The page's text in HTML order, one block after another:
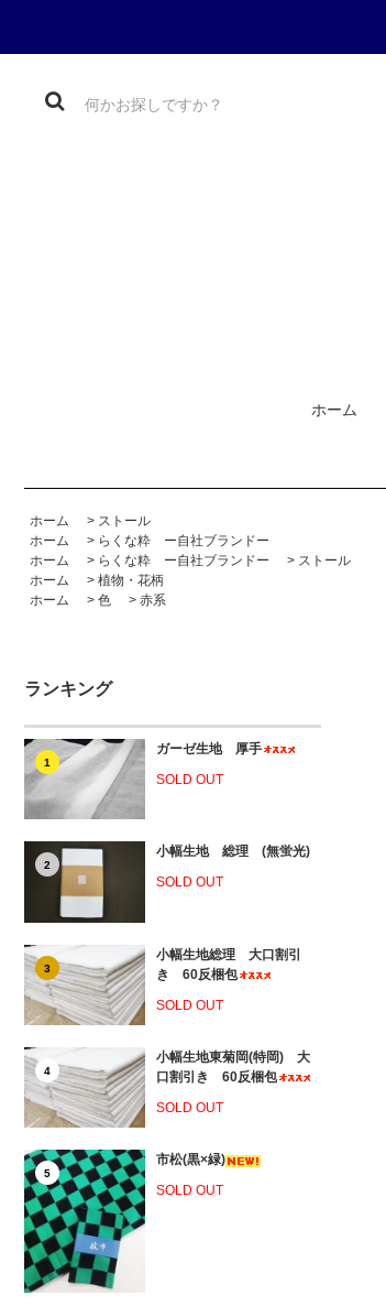
ホーム
ホーム > ストール
ホーム
> らくな粋 ー自社ブランドー
ホーム
> らくな粋 ー自社ブランドー > ストール
ホーム
> 植物・花柄
ホーム
> 色 > 赤系
ランキング
1
ガーゼ生地 厚手
SOLD OUT
2
小幅生地 総理 (無蛍光)
SOLD OUT
3
小幅生地総理 大口割引
き 60反梱包
SOLD OUT
4
小幅生地東菊岡(特岡) 大
口割引き 60反梱包
SOLD OUT
5
市松(黒×緑)
SOLD OUT